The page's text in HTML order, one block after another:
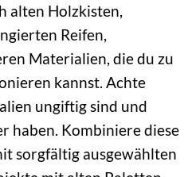
alten Holzkisten,
Reifen,
Materialien, die du zu
kannst. Achte
ungiftig sind und
haben. Kombiniere diese
sorgfältig ausgewählten